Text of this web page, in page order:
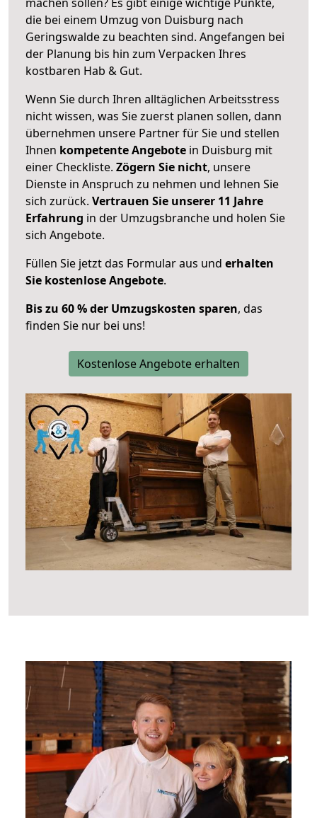
die bei einem Umzug von Duisburg nach
Geringswalde zu beachten sind. Angefangen bei
der Planung bis hin zum Verpacken Ihres
kostbaren Hab & Gut.
Wenn Sie durch Ihren alltäglichen Arbeitsstress
nicht wissen, was Sie zuerst planen sollen, dann
übernehmen unsere Partner für Sie und stellen
Ihnen kompetente Angebote in Duisburg mit
einer Checkliste. Zögern Sie nicht, unsere
Dienste in Anspruch zu nehmen und lehnen Sie
sich zurück. Vertrauen Sie unserer 11 Jahre
Erfahrung in der Umzugsbranche und holen Sie
sich Angebote.
Füllen Sie jetzt das Formular aus und erhalten
Sie kostenlose Angebote.
Bis zu 60 % der Umzugskosten sparen, das
finden Sie nur bei uns!
Kostenlose Angebote erhalten